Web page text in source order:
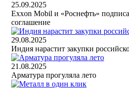
25.09.2025
Exxon Mobil и «Роснефть»
соглашение
29.08.2025
Индия нарастит закупки
21.08.2025
Арматура прогуляла лето